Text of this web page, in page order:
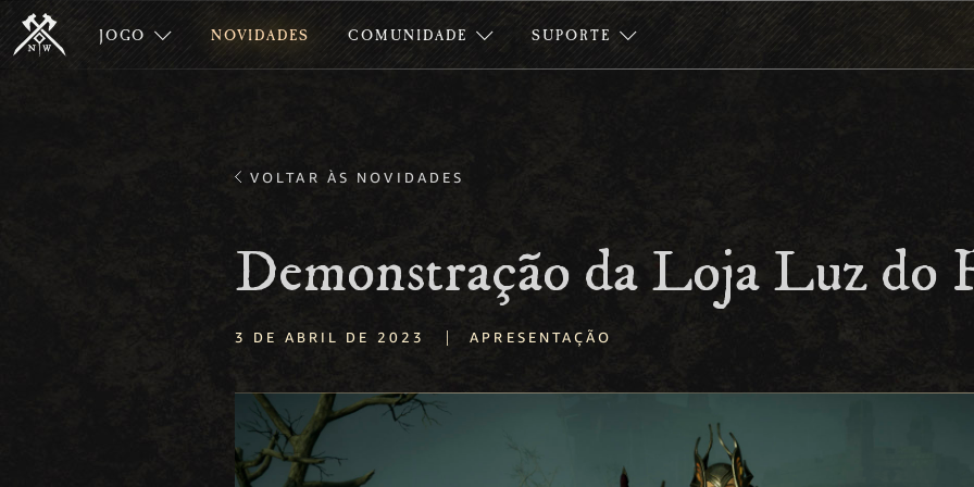
JOGO NOVIDADES COMUNIDADE SUPORTE
VOLTAR ÀS NOVIDADES
Demonstração da Loja Luz do
3 DE ABRIL DE 2023 | APRESENTAÇÃO